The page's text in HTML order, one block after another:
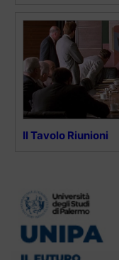
Il Tavolo Riunioni